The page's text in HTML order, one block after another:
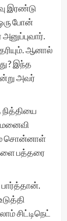
இரண்டு
போன்
ஆனால்
இந்த
அவர்
நித்தியை
சொன்னாள்
பத்தரை
பார்த்தான்.
சிட்டிநெட்